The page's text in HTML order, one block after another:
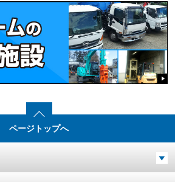
ページトップへ